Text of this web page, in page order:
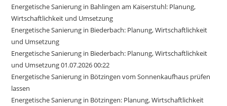
Energetische Sanierung in Bahlingen am Kaiserstuhl: Planung,
Wirtschaftlichkeit und Umsetzung
Energetische Sanierung in Biederbach: Planung, Wirtschaftlichkeit
und Umsetzung
Energetische Sanierung in Biederbach: Planung, Wirtschaftlichkeit
und Umsetzung 01.07.2026 00:22
Energetische Sanierung in Bötzingen vom Sonnenkaufhaus prüfen
lassen
Energetische Sanierung in Bötzingen: Planung, Wirtschaftlichkeit